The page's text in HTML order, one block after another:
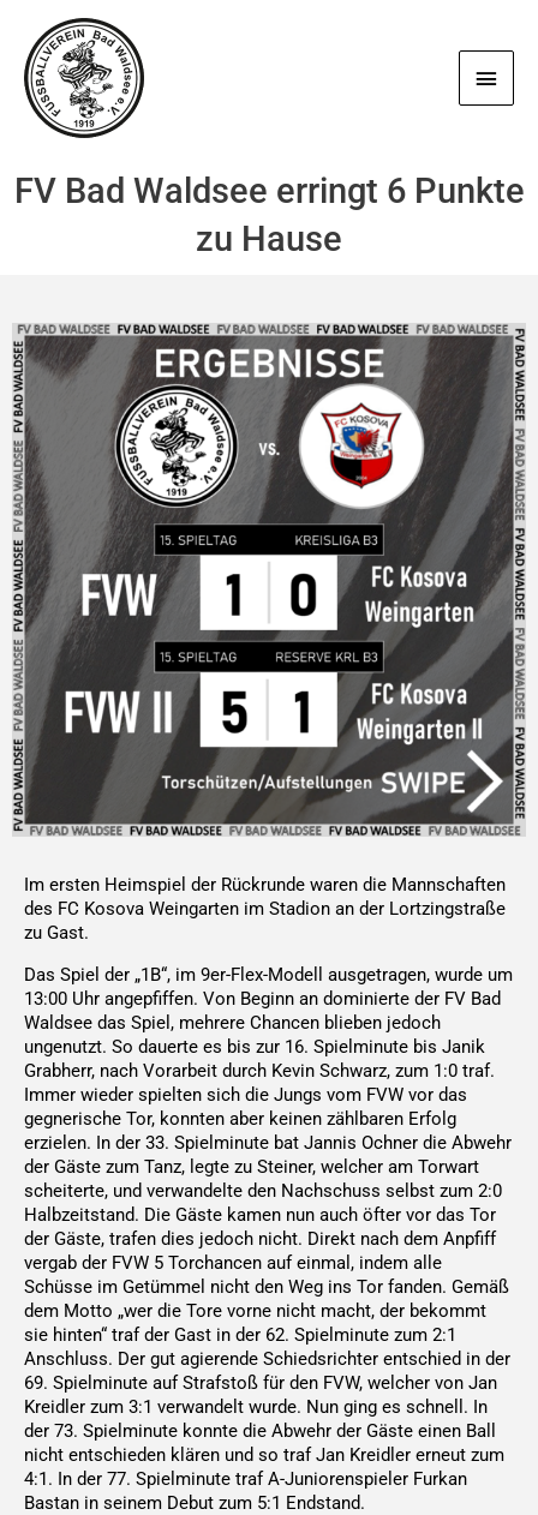
Inhalt
springen
FV Bad Waldsee erringt 6 Punkte
zu Hause
Im ersten Heimspiel der Rückrunde waren die Mannschaften
des FC Kosova Weingarten im Stadion an der Lortzingstraße
zu Gast.
Das Spiel der „1B“, im 9er-Flex-Modell ausgetragen, wurde um
13:00 Uhr angepfiffen. Von Beginn an dominierte der FV Bad
Waldsee das Spiel, mehrere Chancen blieben jedoch
ungenutzt. So dauerte es bis zur 16. Spielminute bis Janik
Grabherr, nach Vorarbeit durch Kevin Schwarz, zum 1:0 traf.
Immer wieder spielten sich die Jungs vom FVW vor das
gegnerische Tor, konnten aber keinen zählbaren Erfolg
erzielen. In der 33. Spielminute bat Jannis Ochner die Abwehr
der Gäste zum Tanz, legte zu Steiner, welcher am Torwart
scheiterte, und verwandelte den Nachschuss selbst zum 2:0
Halbzeitstand. Die Gäste kamen nun auch öfter vor das Tor
der Gäste, trafen dies jedoch nicht. Direkt nach dem Anpfiff
vergab der FVW 5 Torchancen auf einmal, indem alle
Schüsse im Getümmel nicht den Weg ins Tor fanden. Gemäß
dem Motto „wer die Tore vorne nicht macht, der bekommt
sie hinten“ traf der Gast in der 62. Spielminute zum 2:1
Anschluss. Der gut agierende Schiedsrichter entschied in der
69. Spielminute auf Strafstoß für den FVW, welcher von Jan
Kreidler zum 3:1 verwandelt wurde. Nun ging es schnell. In
der 73. Spielminute konnte die Abwehr der Gäste einen Ball
nicht entschieden klären und so traf Jan Kreidler erneut zum
4:1. In der 77. Spielminute traf A-Juniorenspieler Furkan
Bastan in seinem Debut zum 5:1 Endstand.